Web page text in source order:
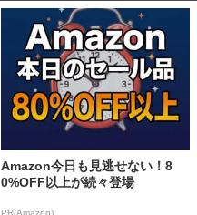
Amazon今日も見逃せない！8
0%OFF以上が続々登場
PR(Amazon)